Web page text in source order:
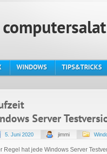
computersalat
WINDOWS TIPS&TRICKS
Server
5. Juni 2020 jimmi
Regel hat jede Windows Server